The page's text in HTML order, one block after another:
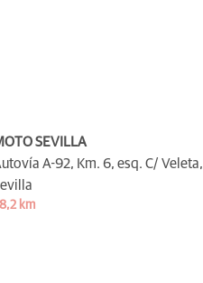
SEVILLA
A-92, Km. 6, esq. C/ Veleta,
km